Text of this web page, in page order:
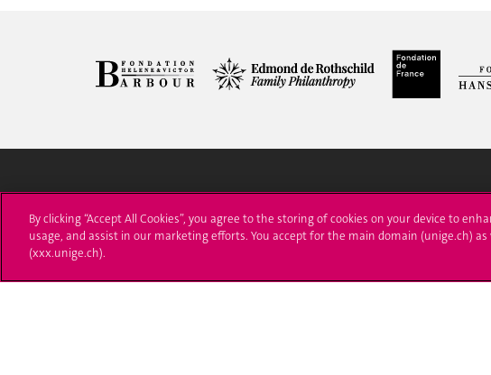
University of Geneva
24 rue du Général-Dufour
T. +41 (0)22 379 71 11
Enroll at UNIGE
Administrative
By clicking “Accept All Cookies”, you agree to the storing of cookies on your device to
usage, and assist in our marketing efforts. You accept for the main domain (unige.ch)
(xxx.unige.ch).